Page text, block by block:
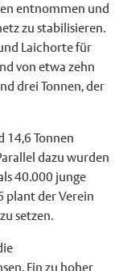
entnommen und
zu stabilisieren.
Laichorte für
von etwa zehn
drei Tonnen, der
14,6 Tonnen
dazu wurden
40.000 junge
plant der Verein
setzen.
Ein zu hoher